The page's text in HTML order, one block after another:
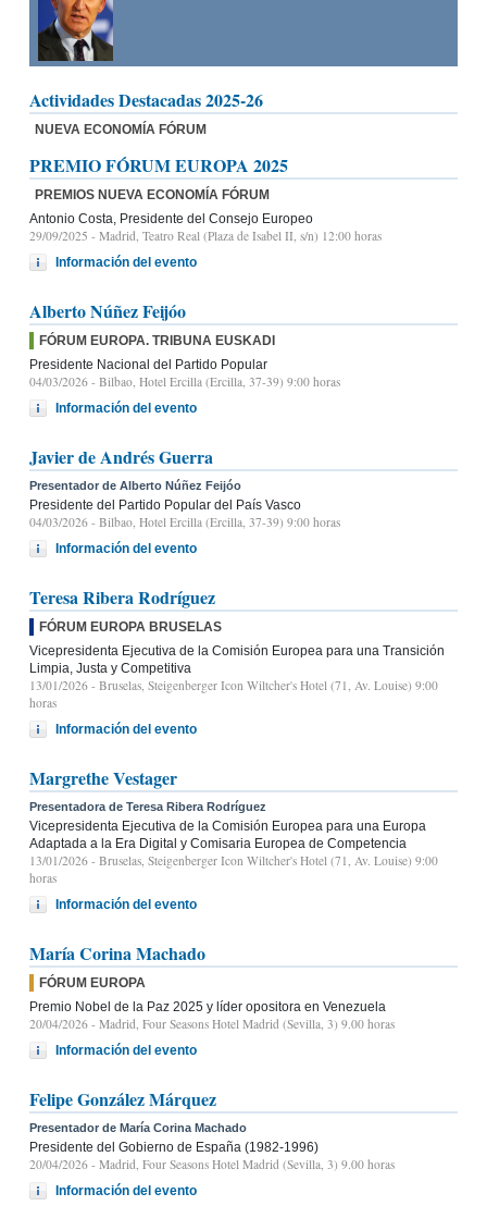
Actividades Destacadas 2025-26
NUEVA ECONOMÍA FÓRUM
PREMIO FÓRUM EUROPA 2025
PREMIOS NUEVA ECONOMÍA FÓRUM
Antonio Costa, Presidente del Consejo Europeo
29/09/2025 - Madrid, Teatro Real (Plaza de Isabel II, s/n) 12:00 horas
Información del evento
Alberto Núñez Feijóo
FÓRUM EUROPA. TRIBUNA EUSKADI
Presidente Nacional del Partido Popular
04/03/2026 - Bilbao, Hotel Ercilla (Ercilla, 37-39) 9:00 horas
Información del evento
Javier de Andrés Guerra
Presentador de Alberto Núñez Feijóo
Presidente del Partido Popular del País Vasco
04/03/2026 - Bilbao, Hotel Ercilla (Ercilla, 37-39) 9:00 horas
Información del evento
Teresa Ribera Rodríguez
FÓRUM EUROPA BRUSELAS
Vicepresidenta Ejecutiva de la Comisión Europea para una Transición
Limpia, Justa y Competitiva
13/01/2026 - Bruselas, Steigenberger Icon Wiltcher's Hotel (71, Av. Louise) 9:00
horas
Información del evento
Margrethe Vestager
Presentadora de Teresa Ribera Rodríguez
Vicepresidenta Ejecutiva de la Comisión Europea para una Europa
Adaptada a la Era Digital y Comisaria Europea de Competencia
13/01/2026 - Bruselas, Steigenberger Icon Wiltcher's Hotel (71, Av. Louise) 9:00
horas
Información del evento
María Corina Machado
FÓRUM EUROPA
Premio Nobel de la Paz 2025 y líder opositora en Venezuela
20/04/2026 - Madrid, Four Seasons Hotel Madrid (Sevilla, 3) 9.00 horas
Información del evento
Felipe González Márquez
Presentador de María Corina Machado
Presidente del Gobierno de España (1982-1996)
20/04/2026 - Madrid, Four Seasons Hotel Madrid (Sevilla, 3) 9.00 horas
Información del evento